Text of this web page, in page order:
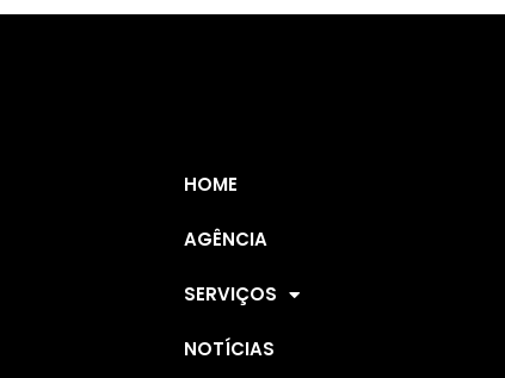
HOME
AGÊNCIA
SERVIÇOS
NOTÍCIAS